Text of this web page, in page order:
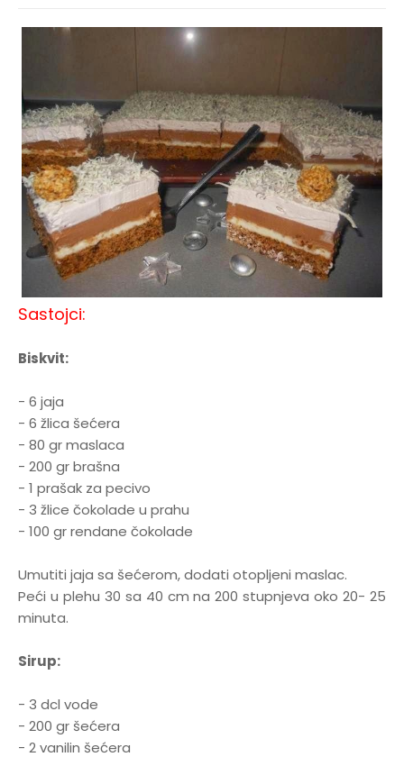
Sastojci:
Biskvit:
- 6 jaja
- 6 žlica šećera
- 80 gr maslaca
- 200 gr brašna
- 1 prašak za pecivo
- 3 žlice čokolade u prahu
- 100 gr rendane čokolade
Umutiti jaja sa šećerom, dodati otopljeni maslac.
Peći u plehu 30 sa 40 cm na 200 stupnjeva oko 20- 25
minuta.
Sirup:
- 3 dcl vode
- 200 gr šećera
- 2 vanilin šećera